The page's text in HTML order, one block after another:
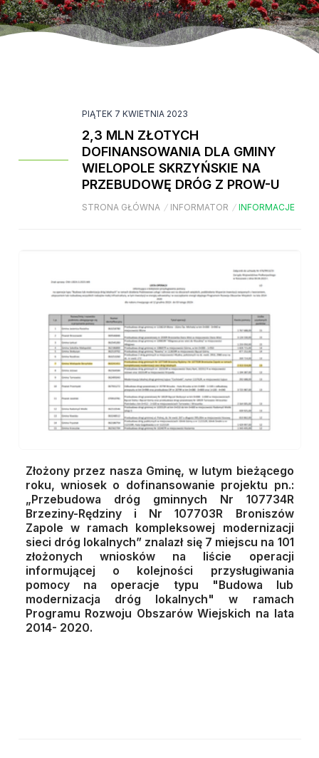
PIĄTEK 7 KWIETNIA 2023
2,3 MLN ZŁOTYCH
DOFINANSOWANIA DLA GMINY
WIELOPOLE SKRZYŃSKIE NA
PRZEBUDOWĘ DRÓG Z PROW-U
STRONA GŁÓWNA / INFORMATOR / INFORMACJE
Złożony przez nasza Gminę, w lutym bieżącego
roku, wniosek o dofinansowanie projektu pn.:
„Przebudowa dróg gminnych Nr 107734R
Brzeziny-Rędziny i Nr 107703R Broniszów
Zapole w ramach kompleksowej modernizacji
sieci dróg lokalnych” znalazł się 7 miejscu na 101
złożonych wniosków na liście operacji
informującej o kolejności przysługiwania
pomocyna operacje typu "Budowa lub
modernizacja dróg lokalnych" w ramach
Programu Rozwoju Obszarów Wiejskich na lata
2014- 2020.